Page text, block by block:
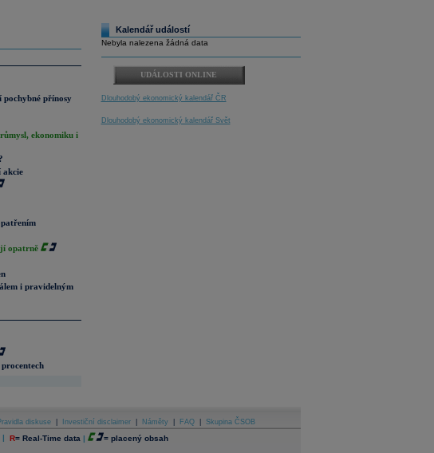
přínosy
ekonomiku i
akcie
opatrně
i pravidelným
Kalendář událostí
Nebyla nalezena žádná data
UDÁLOSTI ONLINE
Dlouhodobý ekonomický kalendář ČR
Dlouhodobý ekonomický kalendář Svět
diskuse Investiční disclaimer Náměty FAQ Skupina ČSOB
| R= Real-Time data | = placený obsah